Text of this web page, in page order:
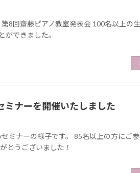
8回齋藤ピアノ教室発表会 100名以上の
ができました。
ミナーを開催いたしました
ミナーの様子です。 85名以上の方にご
とうございました！